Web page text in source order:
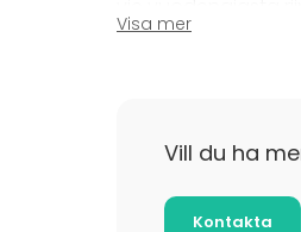
ulkolämpötilasta
Maksuvälineinä
Visa mer
Vill du ha
Kontakta